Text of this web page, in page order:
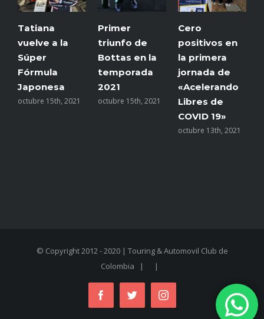
Tatiana
vuelve a la
Súper
Fórmula
Japonesa
octubre 15th, 2021
Primer
triunfo de
Bottas en la
temporada
2021
octubre 15th, 2021
Cero
positivos en
la primera
jornada de
«Acelerando
Libres de
COVID 19»
octubre 13th, 2021
© Copyright 2012 - 2020 | Touring & Automovil Club de
Colombia | |
FacebookTwitterInstagram